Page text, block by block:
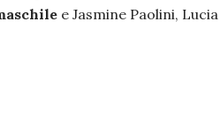
e Jasmine Paolini,